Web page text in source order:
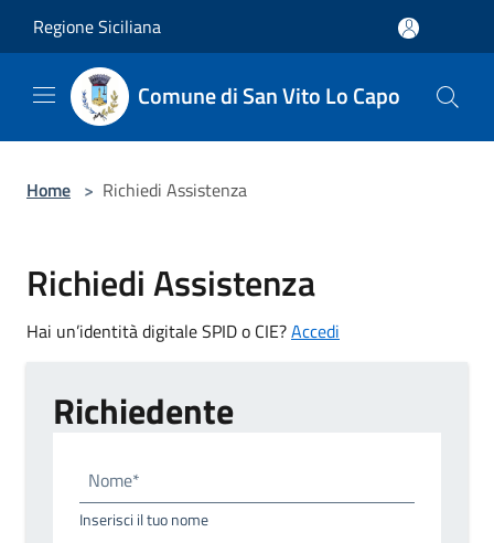
Regione Siciliana
Comune di San Vito Lo Capo
Home > Richiedi Assistenza
Richiedi Assistenza
Hai un’identità digitale SPID o CIE?Accedi
Richiedente
Nome*
Inserisci il tuo nome